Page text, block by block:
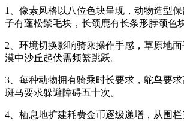
1、像素风格以八位色块呈现，动物造型
子有蓬松鬃毛块，长颈鹿有长条形脖颈色块
2、环境切换影响骑乘操作手感，草原地
漠中沙丘起伏需频繁跳跃。
3、每种动物拥有骑乘时长要求，鸵鸟要求
斑马要求躲避障碍五十次。
4、栖息地扩建耗费金币逐级递增，从围